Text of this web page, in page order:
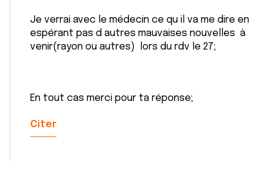
Je verrai avec le médecin ce qu il va me dire en
espérant pas d autres mauvaises nouvelles à
venir(rayon ou autres) lors du rdv le 27;
En tout cas merci pour ta réponse;
Citer